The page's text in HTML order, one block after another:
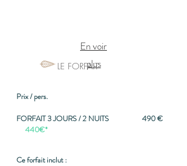
En voir
plus
LE FORFAIT
Prix / pers.
FORFAIT 3 JOURS / 2 NUITS 490 €
440€*
Ce forfait inclut :